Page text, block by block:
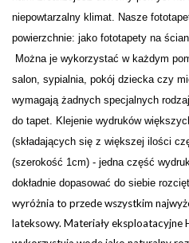
niepowtarzalny klimat. Nasze
powierzchnie: jako fototapety na
Można je wykorzystać w każdym
salon, sypialnia, pokój dziecka czy
wymagają żadnych specjalnych
do tapet. Klejenie wydruków
(składających się z większej ilości
(szerokość 1cm) - jedna część
dokładnie dopasować do siebie
wyróżnia to przede wszystkim
lateksowy. Materiały eksploatacyjne